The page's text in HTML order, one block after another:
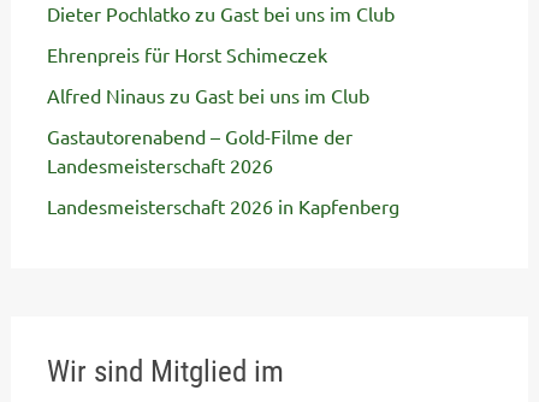
Dieter Pochlatko zu Gast bei uns im Club
Ehrenpreis für Horst Schimeczek
Alfred Ninaus zu Gast bei uns im Club
Gastautorenabend – Gold-Filme der
Landesmeisterschaft 2026
Landesmeisterschaft 2026 in Kapfenberg
Wir sind Mitglied im